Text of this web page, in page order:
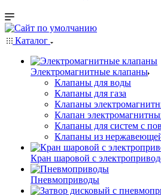
Каталог
Электромагнитные клапаны
Клапаны для воды
Клапаны для газа
Клапаны
Клапан
Клапаны для систем с
Клапаны из
Кран шаровой с
Пневмоприводы